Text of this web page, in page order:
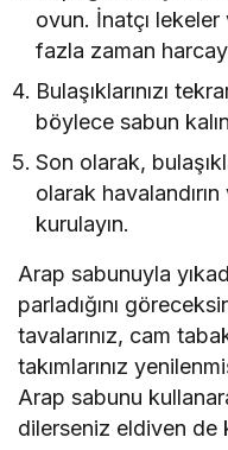
ovun. İnatçı
fazla zaman
Bulaşıklarınızı
böylece sabun
Son olarak,
olarak
kurulayın.
Arap sabunuyla
parladığını
tavalarınız, cam
takımlarınız
Arap sabunu
dilerseniz eldiven de